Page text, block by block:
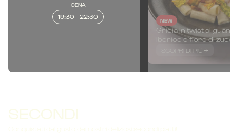
CENA
19:30 - 22:30
NEW
Gricia in twist al
iberico e fiore di
SCOPRI DI PIÙ
SECONDI